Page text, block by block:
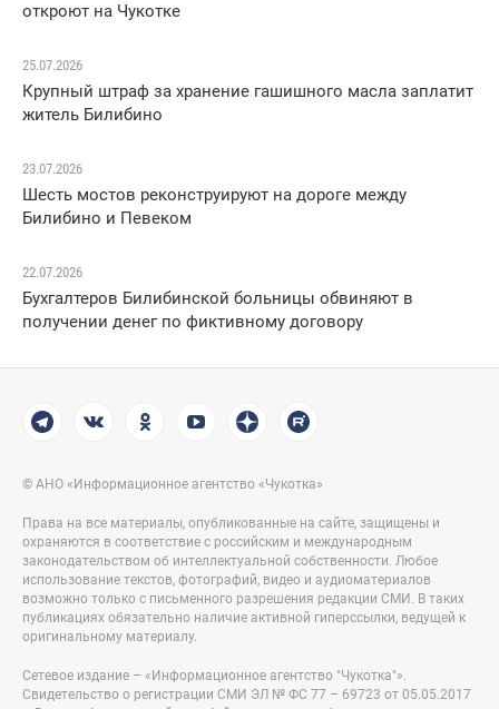
откроют на Чукотке
25.07.2026
Крупный штраф за хранение гашишного масла заплатит
житель Билибино
23.07.2026
Шесть мостов реконструируют на дороге между
Билибино и Певеком
22.07.2026
Бухгалтеров Билибинской больницы обвиняют в
получении денег по фиктивному договору
© АНО «Информационное агентство «Чукотка»
Права на все материалы, опубликованные на сайте, защищены и
охраняются в соответствие с российским и международным
законодательством об интеллектуальной собственности. Любое
использование текстов, фотографий, видео и аудиоматериалов
возможно только с письменного разрешения редакции СМИ. В таких
публикациях обязательно наличие активной гиперссылки, ведущей к
оригинальному материалу.
Сетевое издание – «Информационное агентство "Чукотка"».
Свидетельство о регистрации СМИ ЭЛ № ФС 77 – 69723 от 05.05.2017